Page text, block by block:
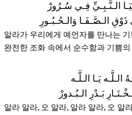
الـنَّـبِـيِّ فِـي سُـرُورْ
الـصَّـفَـا وَالـحُـبُـورِ
알라가 우리에게 예언자를 만나는
완전한 조화 속에서 순수함과 기쁨
الـلَّـه يَـا الـلَّـه
بَـدْرِ الـبُـدورْ
알라 알라, 오 알라, 알라 알라, 오 알